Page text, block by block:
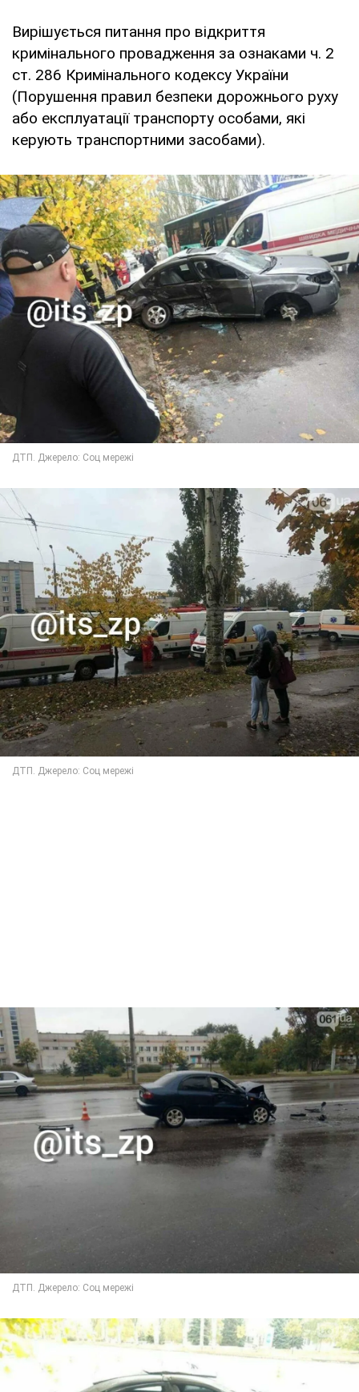
Вирішується питання про відкриття
кримінального провадження за ознаками ч. 2
ст. 286 Кримінального кодексу України
(Порушення правил безпеки дорожнього руху
або експлуатації транспорту особами, які
керують транспортними засобами).